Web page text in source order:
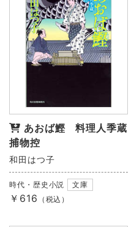
あおば鰹 料理人季蔵
捕物控
和田はつ子
時代・歴史小説 文庫
￥616 （税込）